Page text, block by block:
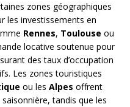
zones géographiques
les investissements en
Rennes, Toulouse ou
locative soutenue pour
des taux d’occupation
Les zones touristiques
ou les Alpes offrent
tandis que les